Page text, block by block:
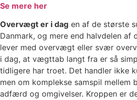
Se mere her
Overvægt er i dag en af de største
Danmark, og mere end halvdelen af
lever med overvægt eller svær
i dag, at vægttab langt fra er så
tidligere har troet. Det handler ikke
men om komplekse samspil mellem
adfærd og omgivelser. Kroppen er